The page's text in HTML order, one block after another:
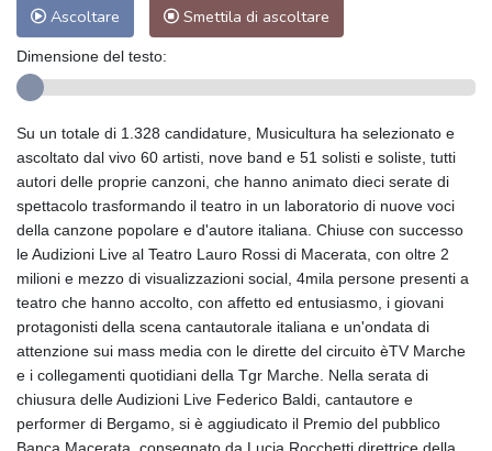
Ascoltare Smettila di ascoltare
Dimensione del testo:
Su un totale di 1.328 candidature, Musicultura ha selezionato e
ascoltato dal vivo 60 artisti, nove band e 51 solisti e soliste, tutti
autori delle proprie canzoni, che hanno animato dieci serate di
spettacolo trasformando il teatro in un laboratorio di nuove voci
della canzone popolare e d'autore italiana. Chiuse con successo
le Audizioni Live al Teatro Lauro Rossi di Macerata, con oltre 2
milioni e mezzo di visualizzazioni social, 4mila persone presenti a
teatro che hanno accolto, con affetto ed entusiasmo, i giovani
protagonisti della scena cantautorale italiana e un'ondata di
attenzione sui mass media con le dirette del circuito èTV Marche
e i collegamenti quotidiani della Tgr Marche. Nella serata di
chiusura delle Audizioni Live Federico Baldi, cantautore e
performer di Bergamo, si è aggiudicato il Premio del pubblico